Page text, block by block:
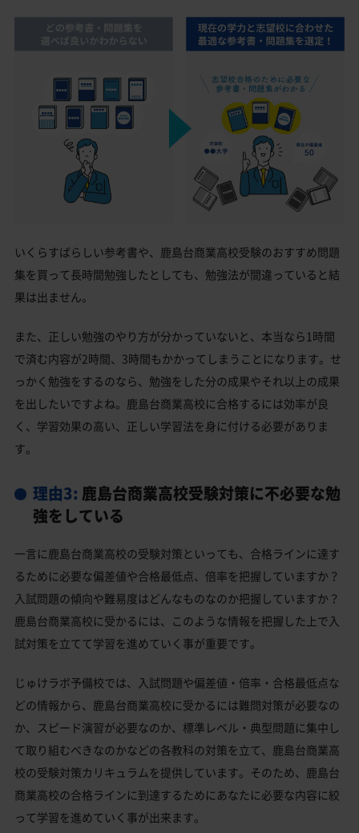
いくらすばらしい参考書や、鹿島台商業高校受験のおすすめ問題
集を買って長時間勉強したとしても、勉強法が間違っていると結
果は出ません。
また、正しい勉強のやり方が分かっていないと、本当なら1時間
で済む内容が2時間、3時間もかかってしまうことになります。せ
っかく勉強をするのなら、勉強をした分の成果やそれ以上の成果
を出したいですよね。鹿島台商業高校に合格するには効率が良
く、学習効果の高い、正しい学習法を身に付ける必要がありま
す。
理由3: 鹿島台商業高校受験対策に不必要な勉
強をしている
一言に鹿島台商業高校の受験対策といっても、合格ラインに達す
るために必要な偏差値や合格最低点、倍率を把握していますか？
入試問題の傾向や難易度はどんなものなのか把握していますか？
鹿島台商業高校に受かるには、このような情報を把握した上で入
試対策を立てて学習を進めていく事が重要です。
じゅけラボ予備校では、入試問題や偏差値・倍率・合格最低点な
どの情報から、鹿島台商業高校に受かるには難問対策が必要なの
か、スピード演習が必要なのか、標準レベル・典型問題に集中し
て取り組むべきなのかなどの各教科の対策を立て、鹿島台商業高
校の受験対策カリキュラムを提供しています。そのため、鹿島台
商業高校の合格ラインに到達するためにあなたに必要な内容に絞
って学習を進めていく事が出来ます。